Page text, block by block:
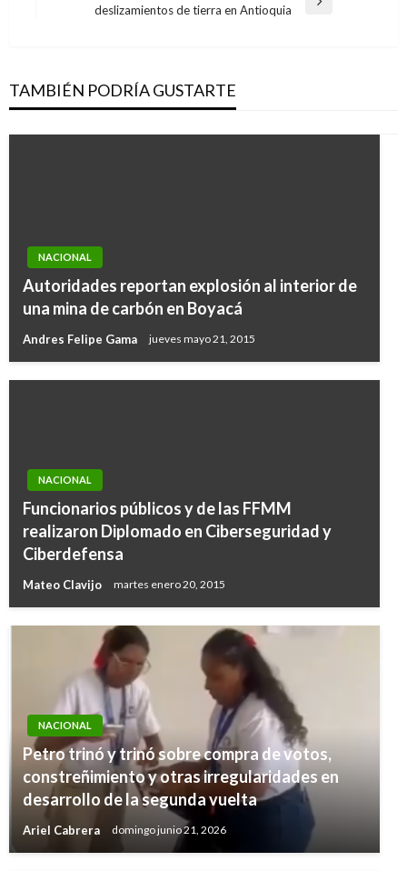
entradas
Entradadeslizamientos de tierra en Antioquia
TAMBIÉN PODRÍA GUSTARTE
NACIONAL
Autoridades reportan explosión al interior de
una mina de carbón en Boyacá
Andres Felipe Gama jueves mayo 21, 2015
NACIONAL
Funcionarios públicos y de las FFMM
realizaron Diplomado en Ciberseguridad y
Ciberdefensa
Mateo Clavijo martes enero 20, 2015
NACIONAL
Petro trinó y trinó sobre compra de votos,
constreñimiento y otras irregularidades en
desarrollo de la segunda vuelta
Ariel Cabrera domingo junio 21, 2026